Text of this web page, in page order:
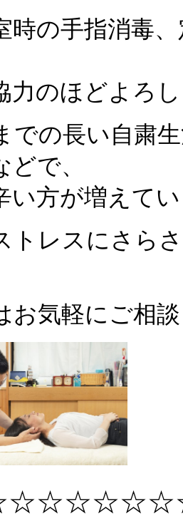
時の手指消毒
力のほどよろ
での長い自粛
で、
い方が増えて
トレスにさら
お気軽にご相